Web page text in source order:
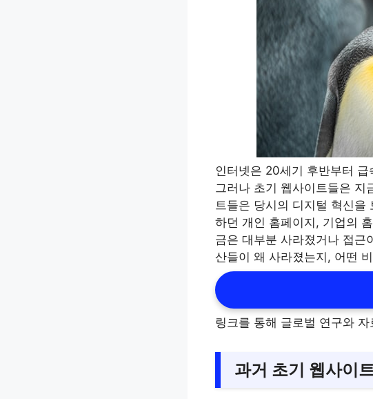
인터넷은 20세기 후반부터
그러나 초기 웹사이트들은 지
트들은 당시의 디지털 혁신을
하던 개인 홈페이지, 기업의
금은 대부분 사라졌거나 접근
산들이 왜 사라졌는지, 어떤
링크를 통해 글로벌 연구와
과거 초기 웹사이